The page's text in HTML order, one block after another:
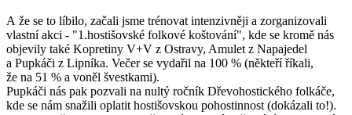
A že se to líbilo, začali jsme trénovat intenzivněji a zorganizovali
vlastní akci - "1.hostišovské folkové koštování", kde se kromě nás
objevily také Kopretiny V+V z Ostravy, Amulet z Napajedel
a Pupkáči z Lipníka. Večer se vydařil na 100 % (někteří říkali,
že na 51 % a voněl švestkami).
Pupkáči nás pak pozvali na nultý ročník Dřevohostického folkáče,
kde se nám snažili oplatit hostišovskou pohostinnost (dokázali to!).